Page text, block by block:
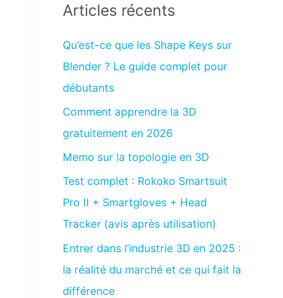
Articles récents
Qu’est-ce que les Shape Keys sur
Blender ? Le guide complet pour
débutants
Comment apprendre la 3D
gratuitement en 2026
Memo sur la topologie en 3D
Test complet : Rokoko Smartsuit
Pro II + Smartgloves + Head
Tracker (avis après utilisation)
Entrer dans l’industrie 3D en 2025 :
la réalité du marché et ce qui fait la
différence